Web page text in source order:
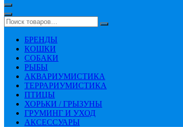
БРЕНДЫ
КОШКИ
СОБАКИ
РЫБЫ
АКВАРИУМИСТИКА
ТЕРРАРИУМИСТИКА
ПТИЦЫ
ХОРЬКИ / ГРЫЗУНЫ
ГРУМИНГ И УХОД
АКСЕССУАРЫ